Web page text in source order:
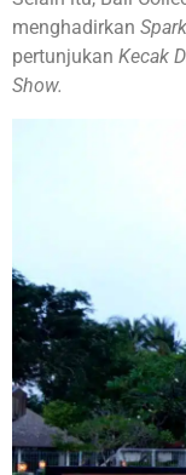
menghadirkan
pertunjukan Kecak
Show.